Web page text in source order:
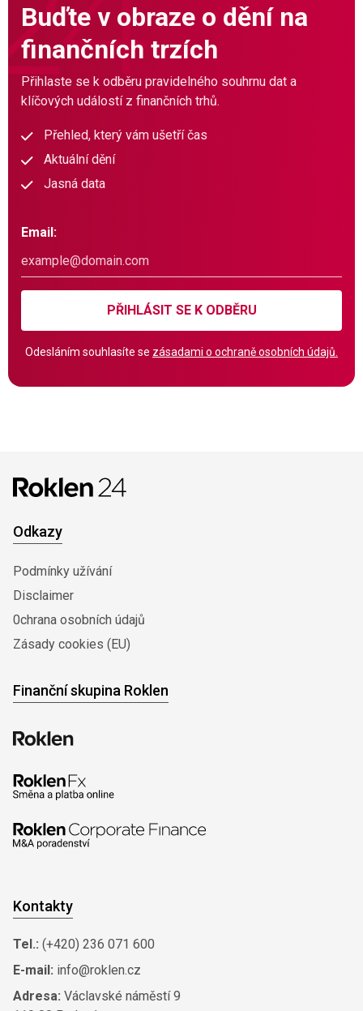
Buďte v obraze o dění na
finančních trzích
Přihlaste se k odběru pravidelného souhrnu dat a
klíčových událostí z finančních trhů.
Přehled, který vám ušetří čas
Aktuální dění
Jasná data
Email:
PŘIHLÁSIT SE K ODBĚRU
Odesláním souhlasíte se zásadami o ochraně osobních údajů.
Odkazy
Podmínky užívání
Disclaimer
0chrana osobních údajů
Zásady cookies (EU)
Finanční skupina Roklen
Kontakty
Tel.: (+420) 236 071 600
E-mail: info@roklen.cz
Adresa: Václavské náměstí 9